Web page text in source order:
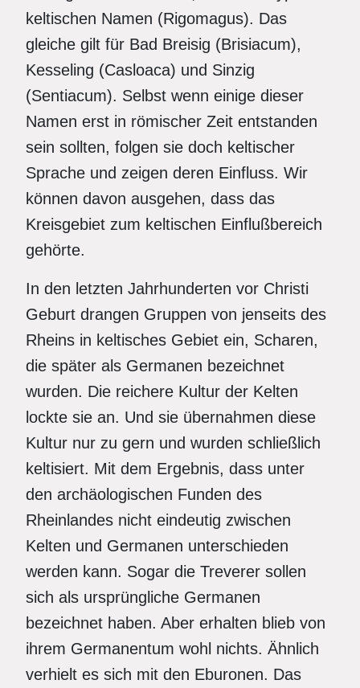
keltischen Namen (Rigomagus). Das
gleiche gilt für Bad Breisig (Brisiacum),
Kesseling (Casloaca) und Sinzig
(Sentiacum). Selbst wenn einige dieser
Namen erst in römischer Zeit entstanden
sein sollten, folgen sie doch keltischer
Sprache und zeigen deren Einfluss. Wir
können davon ausgehen, dass das
Kreisgebiet zum keltischen Einflußbereich
gehörte.
In den letzten Jahrhunderten vor Christi
Geburt drangen Gruppen von jenseits des
Rheins in keltisches Gebiet ein, Scharen,
die später als Germanen bezeichnet
wurden. Die reichere Kultur der Kelten
lockte sie an. Und sie übernahmen diese
Kultur nur zu gern und wurden schließlich
keltisiert. Mit dem Ergebnis, dass unter
den archäologischen Funden des
Rheinlandes nicht eindeutig zwischen
Kelten und Germanen unterschieden
werden kann. Sogar die Treverer sollen
sich als ursprüngliche Germanen
bezeichnet haben. Aber erhalten blieb von
ihrem Germanentum wohl nichts. Ähnlich
verhielt es sich mit den Eburonen. Das